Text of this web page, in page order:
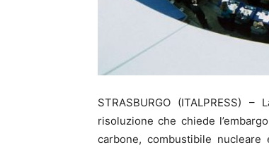
STRASBURGO (ITALPRESS)
risoluzione che chiede
carbone, combustibile